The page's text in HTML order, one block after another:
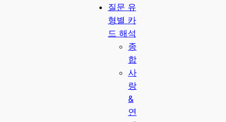
질문 유
형별 카
드 해석
종
합
사
랑
&
연